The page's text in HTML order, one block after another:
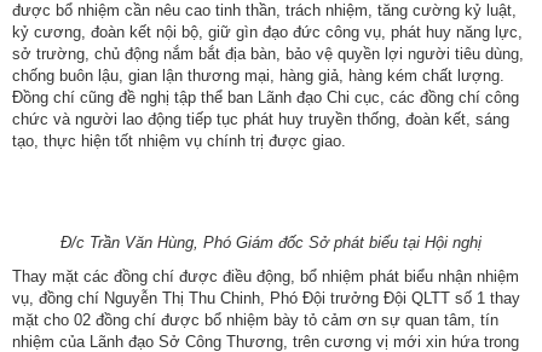
được bổ nhiệm cần nêu cao tinh thần, trách nhiệm, tăng cường kỷ luật,
kỷ cương, đoàn kết nội bộ, giữ gìn đạo đức công vụ, phát huy năng lực,
sở trường, chủ động nắm bắt địa bàn, bảo vệ quyền lợi người tiêu dùng,
chống buôn lậu, gian lận thương mại, hàng giả, hàng kém chất lượng.
Đồng chí cũng đề nghị tập thể ban Lãnh đạo Chi cục, các đồng chí công
chức và người lao động tiếp tục phát huy truyền thống, đoàn kết, sáng
tạo, thực hiện tốt nhiệm vụ chính trị được giao.
Đ/c Trần Văn Hùng, Phó Giám đốc Sở phát biểu tại Hội nghị
Thay mặt các đồng chí được điều động, bổ nhiệm phát biểu nhận nhiệm
vụ, đồng chí Nguyễn Thị Thu Chinh, Phó Đội trưởng Đội QLTT số 1 thay
mặt cho 02 đồng chí được bổ nhiệm bày tỏ cảm ơn sự quan tâm, tín
nhiệm của Lãnh đạo Sở Công Thương, trên cương vị mới xin hứa trong
Số: 1792/KH-SCT
Tên:(Kế hoạch thực hiện Nghị quyết số 57-NQ/TW, ngày
22/12/2024 của Bộ Chính trị về đột phá phát triển khoa học,
công nghệ, đổi mới sáng tạo và chuyển đổi số quốc gia năm
3092/SCT-QLTM
thi, hỏi đáp các quy định SPS trong xuất khẩu nông - lâm - thủy
sản vào thị trường EU)
Ngày ban hành: (12/07/2026)